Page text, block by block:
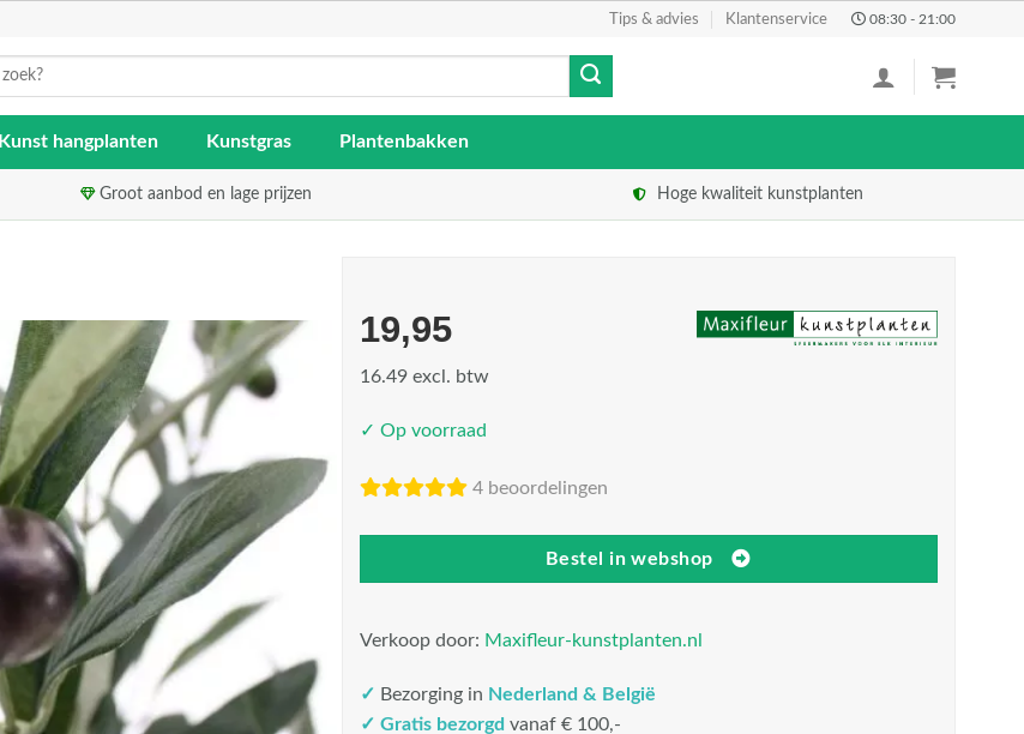
Tips & advies Klantenservice 08:30 - 21:00
Kunst hangplanten Kunstgras Plantenbakken
Groot aanbod en lage prijzen Hoge kwaliteit kunstplanten
19,95
16.49 excl. btw
✓ Op voorraad
4 beoordelingen
Bestel in webshop
Verkoop door: Maxifleur-kunstplanten.nl
✓ Bezorging in Nederland & België
✓ Gratis bezorgd vanaf € 100,-